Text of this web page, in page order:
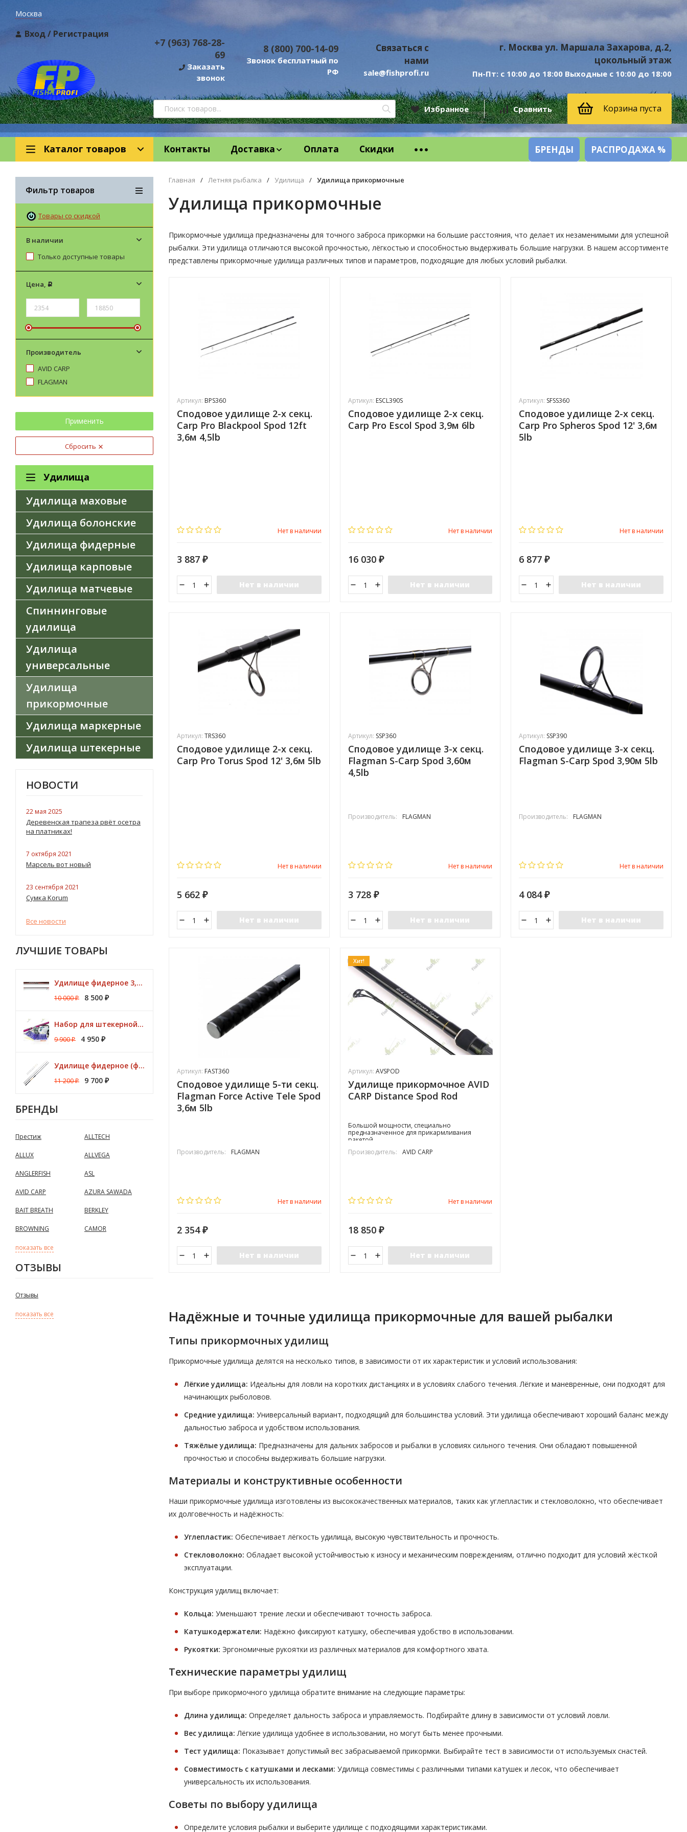
Москва
Вход/ Регистрация
+7 (963) 768-28-
69
Заказать
звонок
8 (800) 700-14-09
Звонок бесплатный по
РФ
Связаться с
нами
sale@fishprofi.ru
г. Москва ул. Маршала Захарова, д.2,
цокольный этаж
Пн-Пт: с 10:00 до 18:00 Выходные с 10:00 до 18:00
Избранное Сравнить Корзина пуста
Каталог товаров Контакты Доставка Оплата Скидки БРЕНДЫ РАСПРОДАЖА %
Фильтр товаров
Товары со скидкой
В наличии
Только доступные товары
Цена, Р
Производитель
AVID CARP
FLAGMAN
Применить
Сбросить
Удилища
Удилища маховые
Удилища болонские
Удилища фидерные
Удилища карповые
Удилища матчевые
Спиннинговые
удилища
Удилища
универсальные
Удилища
прикормочные
Удилища маркерные
Удилища штекерные
НОВОСТИ
22 мая 2025
Деревенская трапеза рвёт осетра
на платниках!
7 октября 2021
Марсель вот новый
23 сентября 2021
Сумка Korum
Все новости
ЛУЧШИЕ ТОВАРЫ
Удилище фидерное 3,00м Argon Feeder MT 50gr Browning
10 000₽ 8 500 ₽
Набор для штекерной рыбалки CLUB KORUM PINK Поплавок (удилище 7м, аксессуары)
9 900₽ 4 950 ₽
Удилище фидерное (фидер) ZEMEX (Земекс) IRON FLAT METHOD FEEDER 13" до 140,0 гр
11 200₽ 9 700 ₽
БРЕНДЫ
Престиж ALLTECH
ALLUX ALLVEGA
ANGLERFISH ASL
AVID CARP AZURA SAWADA
BAIT BREATH BERKLEY
BROWNING CAMOR
показать все
ОТЗЫВЫ
Отзывы
показать все
Главная / Летняя рыбалка / Удилища / Удилища прикормочные
Удилища прикормочные
Прикормочные удилища предназначены для точного заброса прикормки на большие расстояния, что делает их незаменимыми для успешной
рыбалки. Эти удилища отличаются высокой прочностью, лёгкостью и способностью выдерживать большие нагрузки. В нашем ассортименте
представлены прикормочные удилища различных типов и параметров, подходящие для любых условий рыбалки.
Артикул: BPS360
Сподовое удилище 2-х секц.
Carp Pro Blackpool Spod 12ft
3,6м 4,5lb
Нет в наличии
3 887 ₽
Нет в наличии
Артикул: ESCL390S
Сподовое удилище 2-х секц.
Carp Pro Escol Spod 3,9м 6lb
Нет в наличии
16 030 ₽
Нет в наличии
Артикул: SFSS360
Сподовое удилище 2-х секц.
Carp Pro Spheros Spod 12' 3,6м
5lb
Нет в наличии
6 877₽
Нет в наличии
Артикул: TRS360
Сподовое удилище 2-х секц.
Carp Pro Torus Spod 12' 3,6м 5lb
Нет в наличии
5 662 ₽
Нет в наличии
Артикул: SSP360
Сподовое удилище 3-х секц.
Flagman S-Carp Spod 3,60м
4,5lb
Производитель: FLAGMAN
Нет в наличии
3 728 ₽
Нет в наличии
Артикул: SSP390
Сподовое удилище 3-х секц.
Flagman S-Carp Spod 3,90м 5lb
Производитель: FLAGMAN
Нет в наличии
4 084₽
Нет в наличии
Артикул: FAST360
Сподовое удилище 5-ти секц.
Flagman Force Active Tele Spod
3,6м 5lb
Производитель: FLAGMAN
Нет в наличии
2 354 ₽
Нет в наличии
Хит!
Артикул: AVSPOD
Удилище прикормочное AVID
CARP Distance Spod Rod
Большой мощности, специально
предназначенное для прикармливания
ракетой
Производитель:
AVID CARP
Нет в наличии
18 850 ₽
Нет в наличии
Надёжные и точные удилища прикормочные для вашей рыбалки
Типы прикормочных удилищ
Прикормочные удилища делятся на несколько типов, в зависимости от их характеристик и условий использования:
Лёгкие удилища: Идеальны для ловли на коротких дистанциях и в условиях слабого течения. Лёгкие и маневренные, они подходят для
начинающих рыболовов.
Средние удилища: Универсальный вариант, подходящий для большинства условий. Эти удилища обеспечивают хороший баланс между
дальностью заброса и удобством использования.
Тяжёлые удилища: Предназначены для дальних забросов и рыбалки в условиях сильного течения. Они обладают повышенной
прочностью и способны выдерживать большие нагрузки.
Материалы и конструктивные особенности
Наши прикормочные удилища изготовлены из высококачественных материалов, таких как углепластик и стекловолокно, что обеспечивает
их долговечность и надёжность:
Углепластик: Обеспечивает лёгкость удилища, высокую чувствительность и прочность.
Стекловолокно: Обладает высокой устойчивостью к износу и механическим повреждениям, отлично подходит для условий жёсткой
эксплуатации.
Конструкция удилищ включает:
Кольца: Уменьшают трение лески и обеспечивают точность заброса.
Катушкодержатели: Надёжно фиксируют катушку, обеспечивая удобство в использовании.
Рукоятки: Эргономичные рукоятки из различных материалов для комфортного хвата.
Технические параметры удилищ
При выборе прикормочного удилища обратите внимание на следующие параметры:
Длина удилища: Определяет дальность заброса и управляемость. Подбирайте длину в зависимости от условий ловли.
Вес удилища: Лёгкие удилища удобнее в использовании, но могут быть менее прочными.
Тест удилища: Показывает допустимый вес забрасываемой прикормки. Выбирайте тест в зависимости от используемых снастей.
Совместимость с катушками и лесками: Удилища совместимы с различными типами катушек и лесок, что обеспечивает
универсальность их использования.
Советы по выбору удилища
Определите условия рыбалки и выберите удилище с подходящими характеристиками.